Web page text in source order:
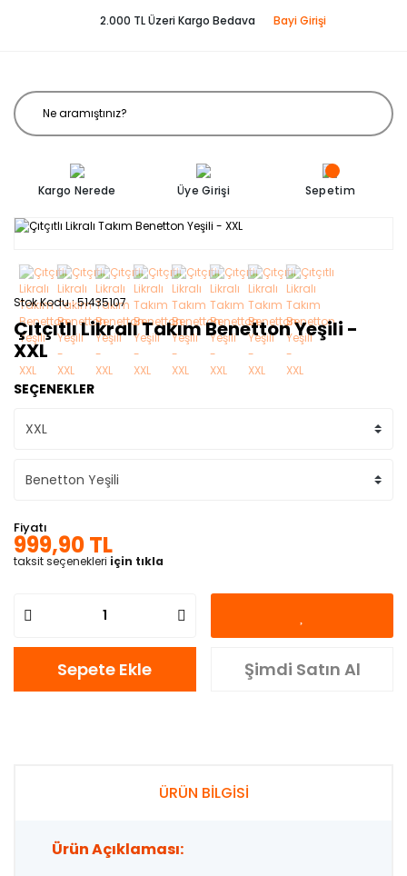
2.000 TL Üzeri Kargo Bedava Bayi Girişi
Kargo Nerede Üye Girişi Sepetim
Stok Kodu 51435107
Çıtçıtlı Likralı Takım Benetton Yeşili -
XXL
SEÇENEKLER
Fiyatı
999,90 TL
taksit seçenekleri için tıkla
Sepete Ekle Şimdi Satın Al
ÜRÜN BİLGİSİ
Ürün Açıklaması: